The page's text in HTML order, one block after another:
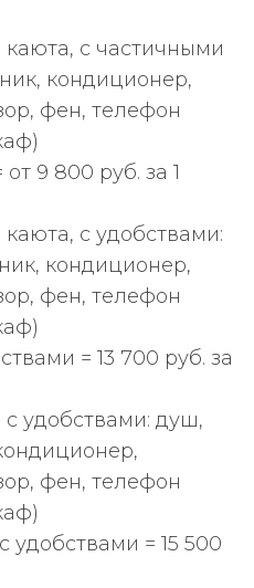
каюта, с частичными
кондиционер,
фен, телефон
9 800 руб. за 1
с удобствами:
кондиционер,
фен, телефон
= 13 700 руб. за
с удобствами: душ,
фен, телефон
удобствами = 15 500